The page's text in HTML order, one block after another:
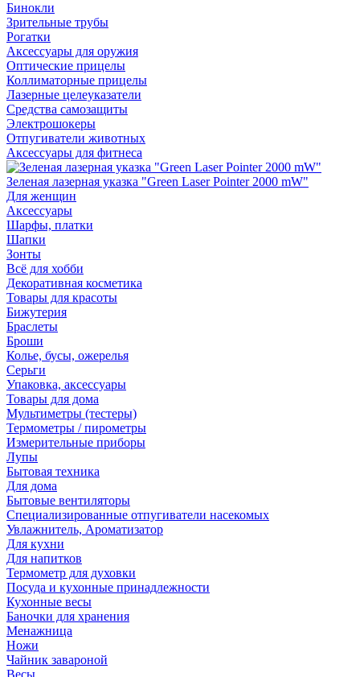
Бинокли
Зрительные трубы
Рогатки
Аксессуары для оружия
Оптические прицелы
Коллиматорные прицелы
Лазерные целеуказатели
Средства самозащиты
Электрошокеры
Отпугиватели животных
Аксессуары для фитнеса
Зеленая лазерная указка "Green Laser Pointer 2000 mW"
Для женщин
Аксессуары
Шарфы, платки
Шапки
Зонты
Всё для хобби
Декоративная косметика
Товары для красоты
Бижутерия
Браслеты
Броши
Колье, бусы, ожерелья
Серьги
Упаковка, аксессуары
Товары для дома
Мультиметры (тестеры)
Термометры / пирометры
Измерительные приборы
Лупы
Бытовая техника
Для дома
Бытовые вентиляторы
Специализированные отпугиватели насекомых
Увлажнитель, Ароматизатор
Для кухни
Для напитков
Термометр для духовки
Посуда и кухонные принадлежности
Кухонные весы
Баночки для хранения
Менажница
Ножи
Чайник завароной
Весы